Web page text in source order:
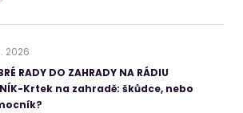
. 2026
RADY DO ZAHRADY NA RÁDIU
Krtek na zahradě: škůdce, nebo